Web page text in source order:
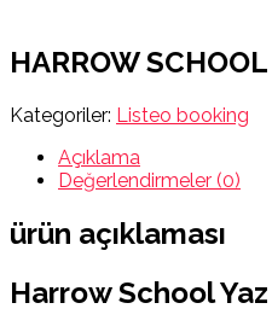
HARROW SCHOOL
Kategoriler: Listeo booking
Açıklama
Değerlendirmeler (0)
ürün açıklaması
Harrow School